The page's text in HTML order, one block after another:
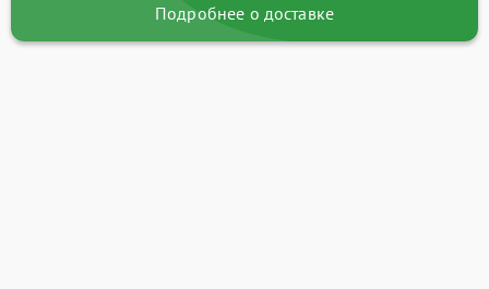
Подробнее о доставке